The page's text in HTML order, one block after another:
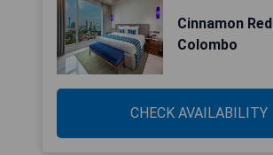
Cinnamon Red
Colombo
CHECK AVAILABILITY